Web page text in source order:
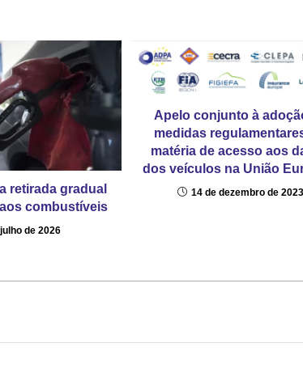
retirada gradual
combustíveis
de 2026
Apelo conjunto à
medidas
matéria de acesso aos
dos veículos na União
14 de dezembro de 2023